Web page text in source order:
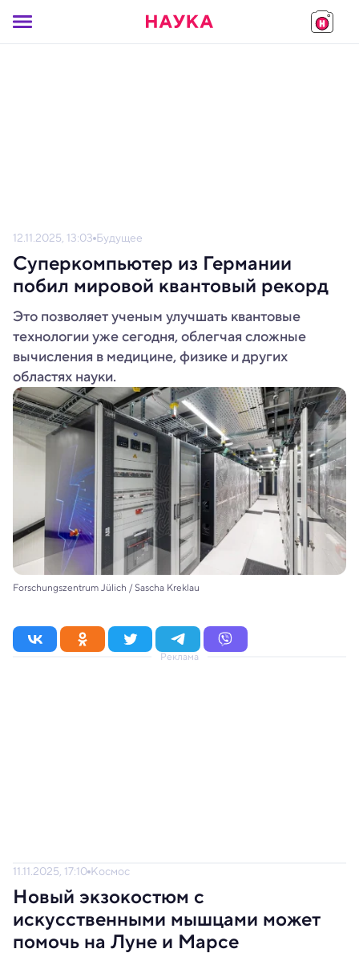
12.11.2025, 13:03 Будущее
Суперкомпьютер из Германии
побил мировой квантовый рекорд
Это позволяет ученым улучшать квантовые
технологии уже сегодня, облегчая сложные
вычисления в медицине, физике и других
областях науки.
Forschungszentrum Jülich / Sascha Kreklau
Реклама
11.11.2025, 17:10 Космос
Новый экзокостюм с
искусственными мышцами может
помочь на Луне и Марсе